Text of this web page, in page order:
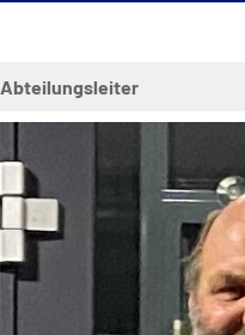
Abteilungsleiter